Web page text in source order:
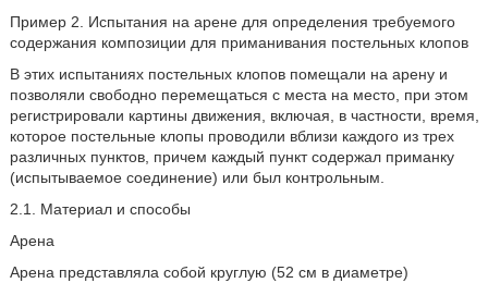
Пример 2. Испытания на арене для определения требуемого
содержания композиции для приманивания постельных клопов
В этих испытаниях постельных клопов помещали на арену и
позволяли свободно перемещаться с места на место, при этом
регистрировали картины движения, включая, в частности, время,
которое постельные клопы проводили вблизи каждого из трех
различных пунктов, причем каждый пункт содержал приманку
(испытываемое соединение) или был контрольным.
2.1. Материал и способы
Арена
Арена представляла собой круглую (52 см в диаметре)